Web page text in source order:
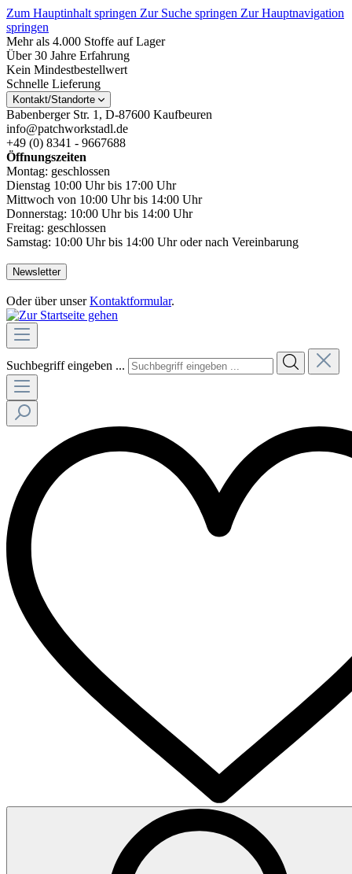
Zum Hauptinhalt springen Zur Suche springen Zur Hauptnavigation
springen
Mehr als 4.000 Stoffe auf Lager
Über 30 Jahre Erfahrung
Kein Mindestbestellwert
Schnelle Lieferung
Kontakt/Standorte
Babenberger Str. 1, D-87600 Kaufbeuren
info@patchworkstadl.de
+49 (0) 8341 - 9667688
Öffnungszeiten
Montag: geschlossen
Dienstag 10:00 Uhr bis 17:00 Uhr
Mittwoch von 10:00 Uhr bis 14:00 Uhr
Donnerstag: 10:00 Uhr bis 14:00 Uhr
Freitag: geschlossen
Samstag: 10:00 Uhr bis 14:00 Uhr oder nach Vereinbarung
Newsletter
Oder über unserKontaktformular.
Suchbegriff eingeben ...